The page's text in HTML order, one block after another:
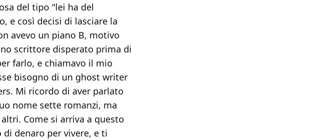
del tipo "lei ha del
e così decisi di lasciare la
avevo un piano B, motivo
scrittore disperato prima di
farlo, e chiamavo il mio
bisogno di un ghost writer
Mi ricordo di aver parlato
nome sette romanzi, ma
Come si arriva a questo
denaro per vivere, e ti